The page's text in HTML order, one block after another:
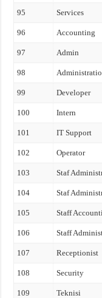
95 Services
96 Accounting
97 Admin
98
99 Developer
100 Intern
101 IT Support
102 Operator
103 Staf
104 Staf
105 Staff
106 Staff
107 Receptionist
108 Security
109 Teknisi